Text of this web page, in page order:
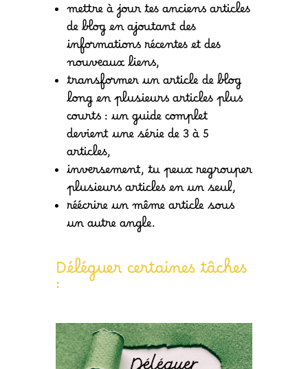
mettre à jour tes anciens articles
de blog en ajoutant des
informations récentes et des
nouveaux liens,
transformer un article de blog
long en plusieurs articles plus
courts : un guide complet
devient une série de 3 à 5
articles,
inversement, tu peux regrouper
plusieurs articles en un seul,
réécrire un même article sous
un autre angle.
Déléguer certaines tâches
: